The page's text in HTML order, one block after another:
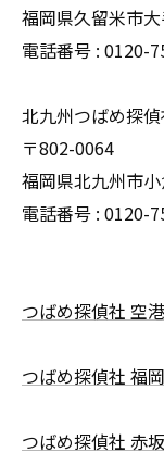
福岡県久留米市
電話番号 : 0120-
北九州つばめ探
〒802-0064
福岡県北九州市
電話番号 : 0120-
つばめ探偵社 空
つばめ探偵社 福
つばめ探偵社 赤